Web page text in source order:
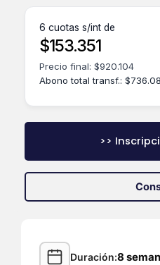
6 cuotas s/int de
$153.351
Precio final: $920.104
Abono total transf.: $
>>
Duración 8